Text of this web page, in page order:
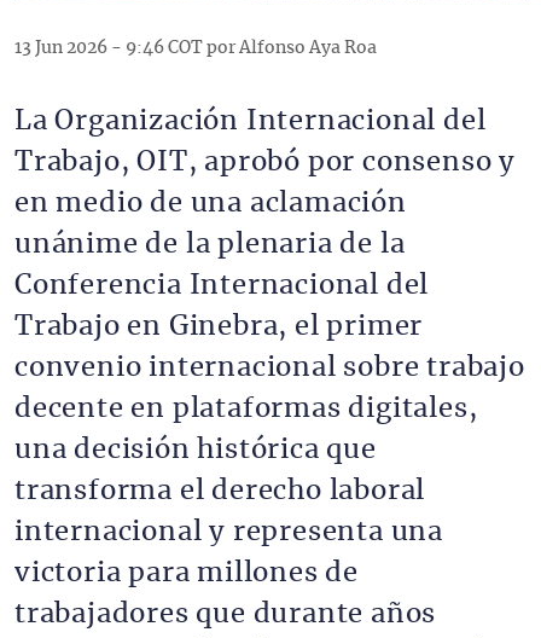
13 Jun 2026 - 9:46 COT por Alfonso Aya Roa
La Organización Internacional del
Trabajo, OIT, aprobó por consenso y
en medio de una aclamación
unánime de la plenaria de la
Conferencia Internacional del
Trabajo en Ginebra, el primer
convenio internacional sobre trabajo
decente en plataformas digitales,
una decisión histórica que
transforma el derecho laboral
internacional y representa una
victoria para millones de
trabajadores que durante años